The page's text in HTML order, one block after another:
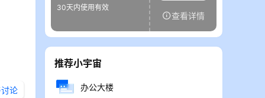
论
30天内使用有效
查看详情
推荐小宇宙
办公大楼